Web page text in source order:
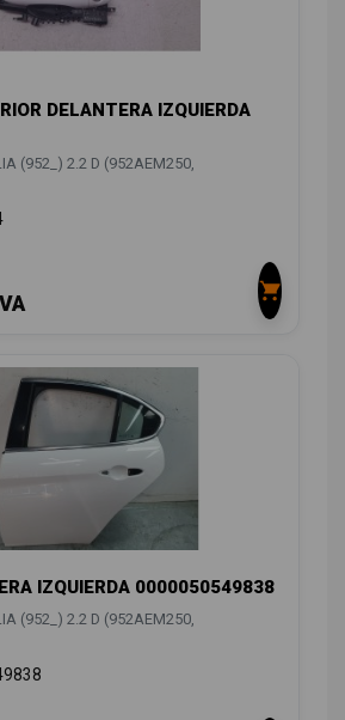
DELANTERA IZQUIERDA
(952_) 2.2 D (952AEM250,
IZQUIERDA 0000050549838
(952_) 2.2 D (952AEM250,